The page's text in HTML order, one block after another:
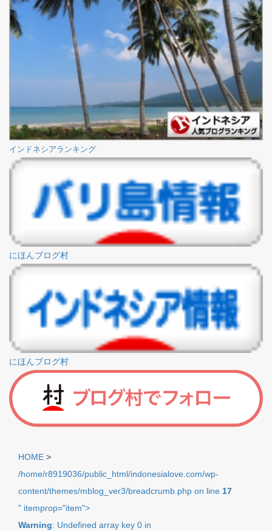
インドネシアランキング
にほんブログ村
にほんブログ村
HOME >
/home/r8919036/public_html/indonesialove.com/wp-
content/themes/mblog_ver3/breadcrumb.php on line 17
" itemprop="item">
Warning: Undefined array key 0 in